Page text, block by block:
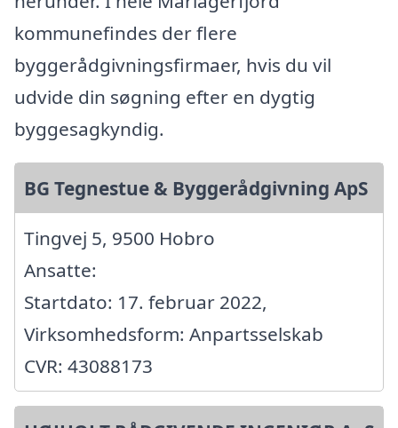
kommunefindes der flere
byggerådgivningsfirmaer, hvis du vil
udvide din søgning efter en dygtig
byggesagkyndig.
BG Tegnestue & Byggerådgivning ApS
Tingvej 5, 9500 Hobro
Ansatte:
Startdato: 17. februar 2022,
Virksomhedsform: Anpartsselskab
CVR: 43088173